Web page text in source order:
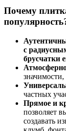
Почему
с
брусчатки
значимости,
частных
Прямое и
позволяет
создавать